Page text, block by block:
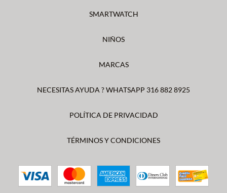
SMARTWATCH
NIÑOS
MARCAS
NECESITAS AYUDA ? WHATSAPP 316 882 8925
POLÍTICA DE PRIVACIDAD
TÉRMINOS Y CONDICIONES